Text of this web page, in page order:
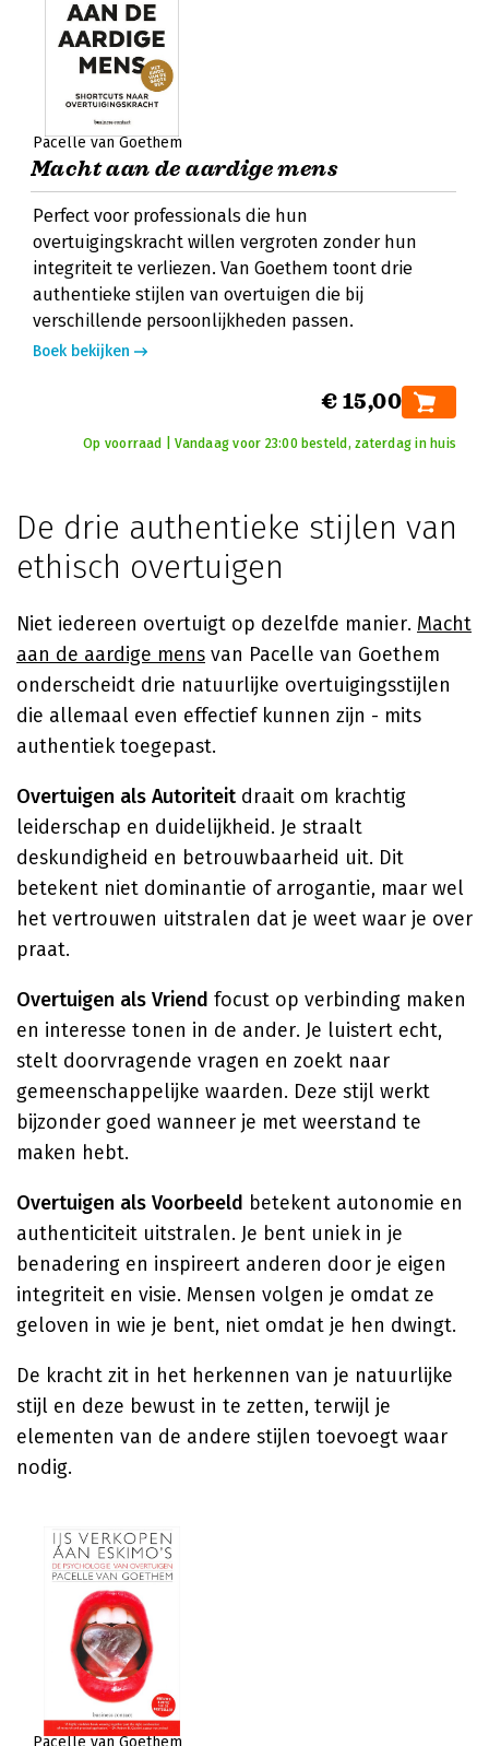
Pacelle van Goethem
Macht aan de aardige mens
Perfect voor professionals die hun
overtuigingskracht willen vergroten zonder hun
integriteit te verliezen. Van Goethem toont drie
authentieke stijlen van overtuigen die bij
verschillende persoonlijkheden passen.
Boek bekijken
€ 15,00
Op voorraad | Vandaag voor 23:00 besteld, zaterdag in huis
De drie authentieke stijlen van
ethisch overtuigen
Niet iedereen overtuigt op dezelfde manier. Macht
aan de aardige mens van Pacelle van Goethem
onderscheidt drie natuurlijke overtuigingsstijlen
die allemaal even effectief kunnen zijn - mits
authentiek toegepast.
Overtuigen als Autoriteit draait om krachtig
leiderschap en duidelijkheid. Je straalt
deskundigheid en betrouwbaarheid uit. Dit
betekent niet dominantie of arrogantie, maar wel
het vertrouwen uitstralen dat je weet waar je over
praat.
Overtuigen als Vriend focust op verbinding maken
en interesse tonen in de ander. Je luistert echt,
stelt doorvragende vragen en zoekt naar
gemeenschappelijke waarden. Deze stijl werkt
bijzonder goed wanneer je met weerstand te
maken hebt.
Overtuigen als Voorbeeld betekent autonomie en
authenticiteit uitstralen. Je bent uniek in je
benadering en inspireert anderen door je eigen
integriteit en visie. Mensen volgen je omdat ze
geloven in wie je bent, niet omdat je hen dwingt.
De kracht zit in het herkennen van je natuurlijke
stijl en deze bewust in te zetten, terwijl je
elementen van de andere stijlen toevoegt waar
nodig.
Pacelle van Goethem